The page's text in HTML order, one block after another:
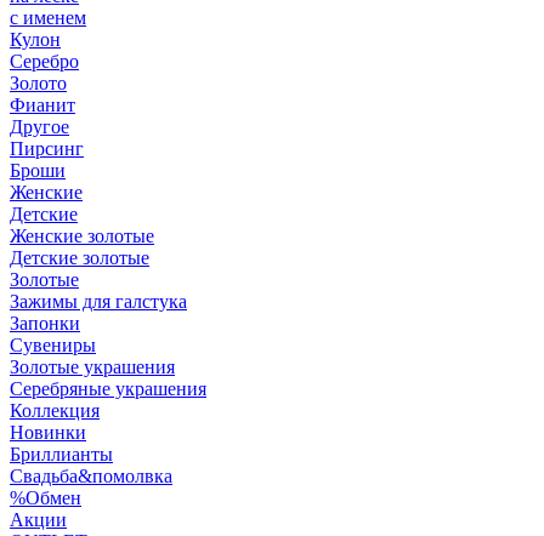
с именем
Кулон
Серебро
Золото
Фианит
Другое
Пирсинг
Броши
Женские
Детские
Женские золотые
Детские золотые
Золотые
Зажимы для галстука
Запонки
Сувениры
Золотые украшения
Серебряные украшения
Коллекция
Новинки
Бриллианты
Свадьба&помолвка
%Обмен
Акции